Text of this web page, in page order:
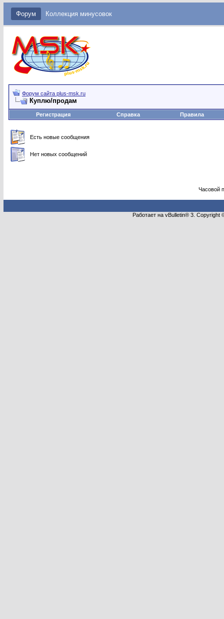
Форум Коллекция минусовок
Форум сайта plus-msk.ru
Куплю/продам
Регистрация Справка Правила
Есть новые сообщения
Нет новых сообщений
Часовой
Работает на vBulletin® 3.